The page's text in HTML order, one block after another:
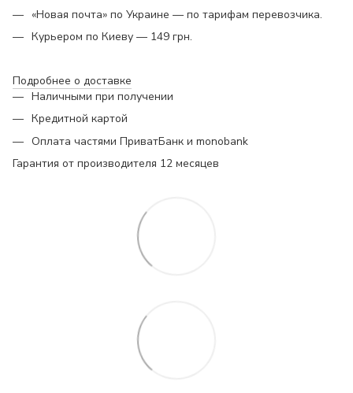
«Новая почта» по Украине — по тарифам перевозчика.
Курьером по Киеву — 149 грн.
Подробнее о доставке
Наличными при получении
Кредитной картой
Оплата частями ПриватБанк и monobank
Гарантия от производителя 12 месяцев